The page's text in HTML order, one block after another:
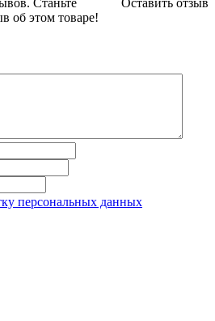
об этом товаре!
персональных данных